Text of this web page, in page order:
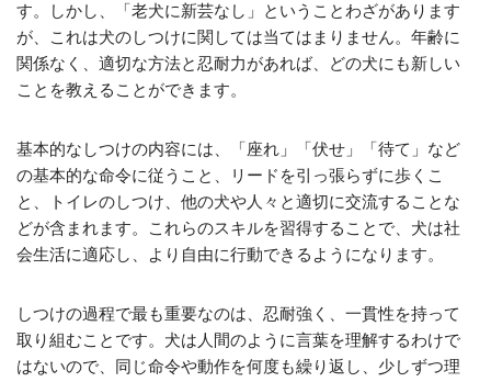
す。しかし、「老犬に新芸なし」ということわざがあります
が、これは犬のしつけに関しては当てはまりません。年齢に
関係なく、適切な方法と忍耐力があれば、どの犬にも新しい
ことを教えることができます。
基本的なしつけの内容には、「座れ」「伏せ」「待て」など
の基本的な命令に従うこと、リードを引っ張らずに歩くこ
と、トイレのしつけ、他の犬や人々と適切に交流することな
どが含まれます。これらのスキルを習得することで、犬は社
会生活に適応し、より自由に行動できるようになります。
しつけの過程で最も重要なのは、忍耐強く、一貫性を持って
取り組むことです。犬は人間のように言葉を理解するわけで
はないので、同じ命令や動作を何度も繰り返し、少しずつ理